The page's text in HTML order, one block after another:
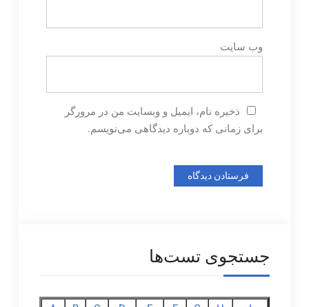
وب‌ سایت
ذخیره نام، ایمیل و وبسایت من در مرورگر
برای زمانی که دوباره دیدگاهی می‌نویسم.
جستجوی تست‌ها